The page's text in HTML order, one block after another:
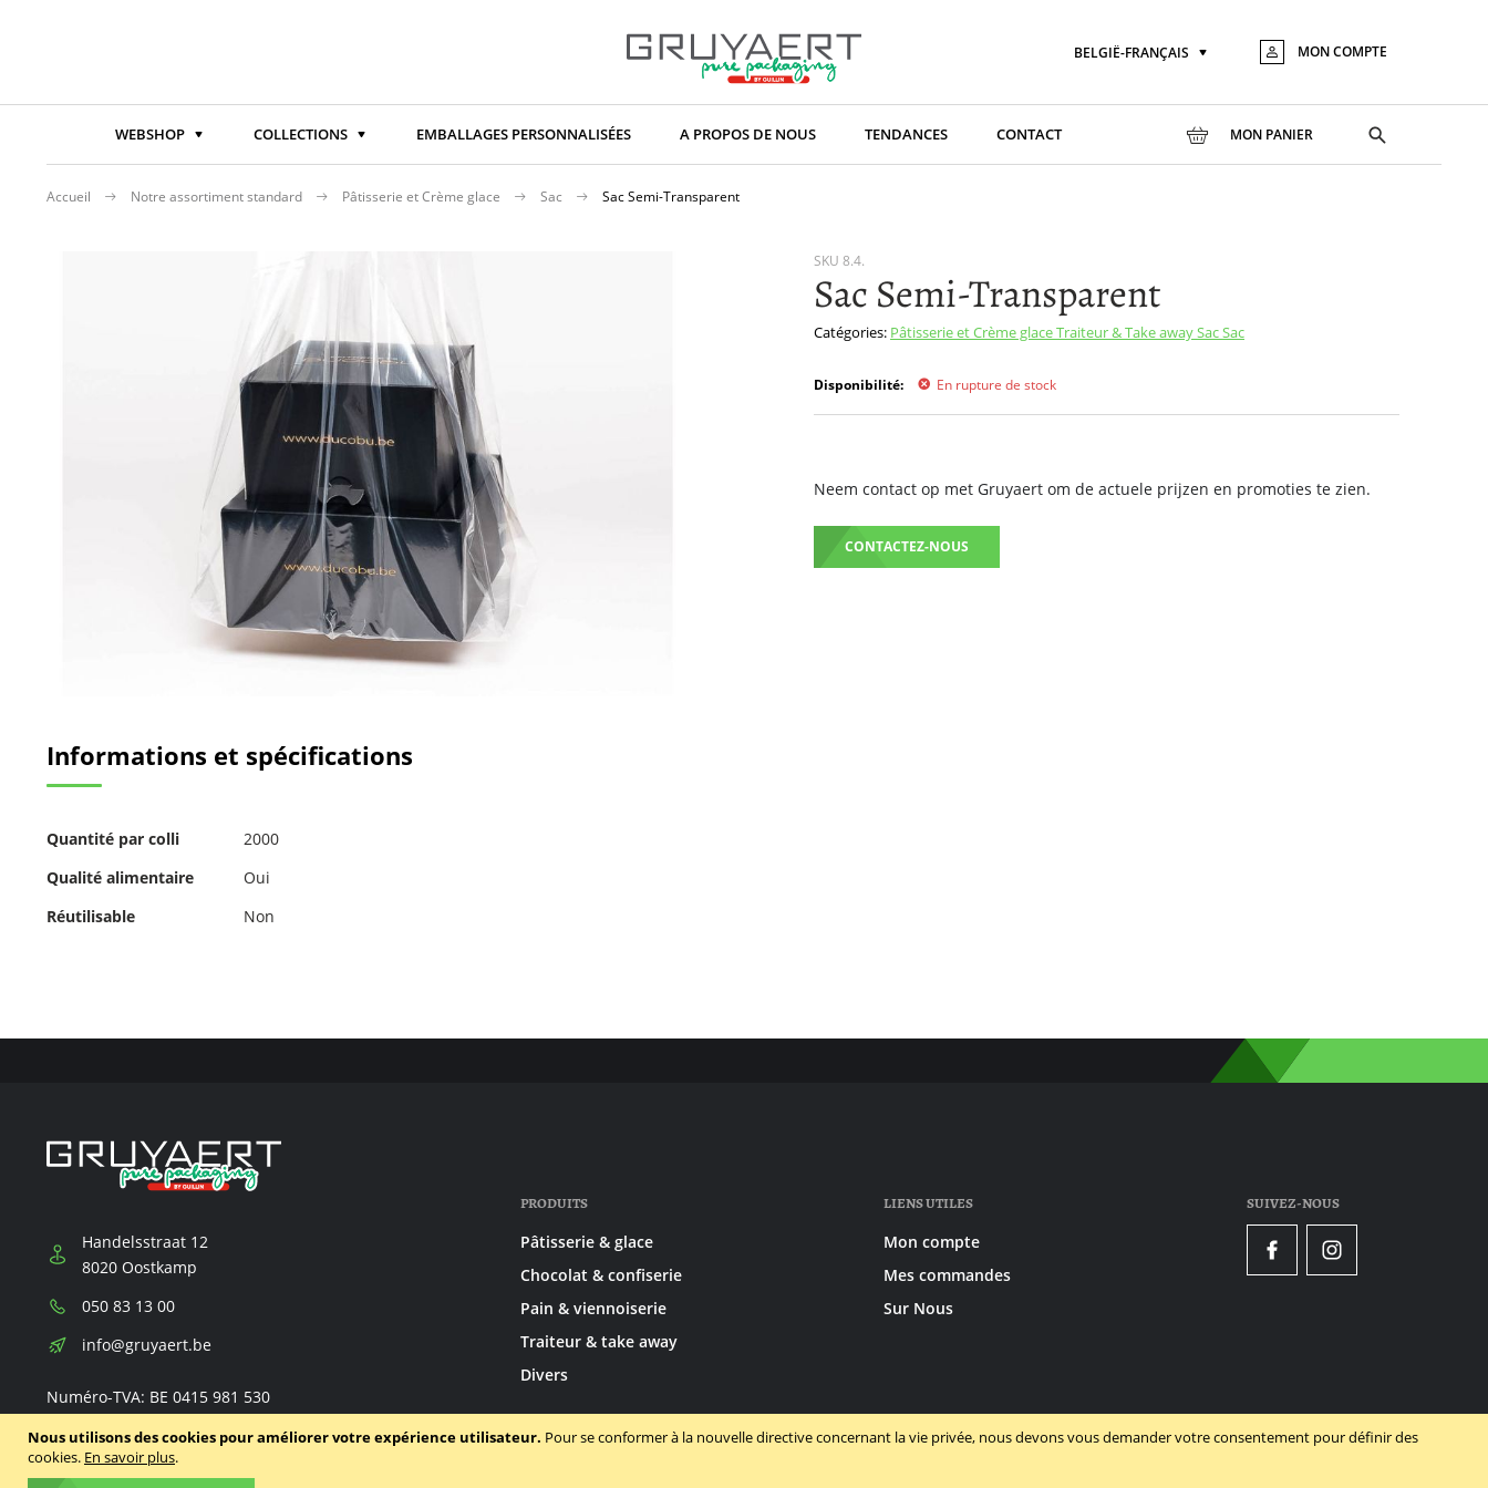
Nous utilisons des cookies pour améliorer votre expérience utilisateur. Pour se conformer à la nouvelle directive concernant la vie privée, nous devons vous demander votre consentement pour définir des
cookies. En savoir plus.
Langue
BELGIË-FRANÇAIS MON COMPTE
WEBSHOP COLLECTIONS EMBALLAGES PERSONNALISÉES A PROPOS DE NOUS TENDANCES CONTACT MON PANIER
Toggle
search
Accueil Notre assortiment standard Pâtisserie et Crème glace Sac Sac Semi-Transparent
SKU8.4.
Sac Semi-Transparent
Catégories: Pâtisserie et Crème glaceTraiteur & Take awaySacSac
Disponibilité: En rupture de stock
Neem contact op met Gruyaert om de actuele prijzen en promoties te zien.
CONTACTEZ-NOUS
début
de
la
d’images
Informations et spécifications
Pour
d'informations
Quantité par colli
2000
Qualité alimentaire
Oui
Réutilisable
Non
Handelsstraat 12
8020 Oostkamp
Téléphone:
050 83 13 00
E-
info@gruyaert.be
Numéro-TVA: BE 0415 981 530
PRODUITS
Pâtisserie & glace
Chocolat & confiserie
Pain & viennoiserie
Traiteur & take away
Divers
LIENS UTILES
Mon compte
Mes commandes
Sur Nous
SUIVEZ-NOUS
FacebookInstagram